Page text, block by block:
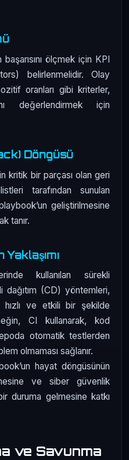
ölçmek için KPI
belirlenmelidir. Olay
oranları gibi kriterler,
değerlendirmek için
Döngüsü
kritik bir parçası olan geri
tarafından sunulan
geliştirilmesine
tanır.
kullanılan sürekli
(CD) yöntemleri,
hızlı ve etkili bir şekilde
CI kullanarak, kod
otomatik testlerden
olmaması sağlanır.
hayat döngüsünün
ve siber güvenlik
duruma gelmesine katkı
ve Savunma